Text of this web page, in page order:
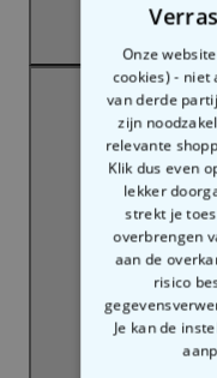
Onze
cookies) - niet
van derde
zijn
relevante
Klik dus even
lekker
strekt je
overbrengen
aan de
risico
Je kan de